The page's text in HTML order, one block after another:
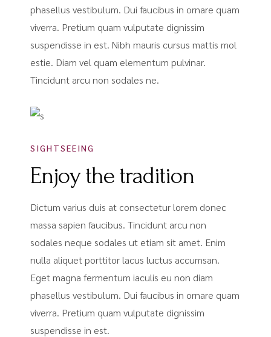
phasellus vestibulum. Dui faucibus in ornare quam
viverra. Pretium quam vulputate dignissim
suspendisse in est. Nibh mauris cursus mattis mol
estie. Diam vel quam elementum pulvinar.
Tincidunt arcu non sodales ne.
SIGHTSEEING
Enjoy the tradition
Dictum varius duis at consectetur lorem donec
massa sapien faucibus. Tincidunt arcu non
sodales neque sodales ut etiam sit amet. Enim
nulla aliquet porttitor lacus luctus accumsan.
Eget magna fermentum iaculis eu non diam
phasellus vestibulum. Dui faucibus in ornare quam
viverra. Pretium quam vulputate dignissim
suspendisse in est.